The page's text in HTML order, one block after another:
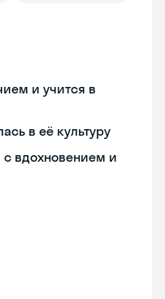
и учится в
в её культуру
с вдохновением и